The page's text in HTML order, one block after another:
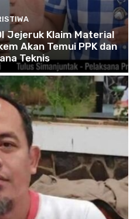
Jejeruk Klaim Material
Akan Temui PPK dan
Teknis